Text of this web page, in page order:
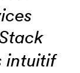
intuitif